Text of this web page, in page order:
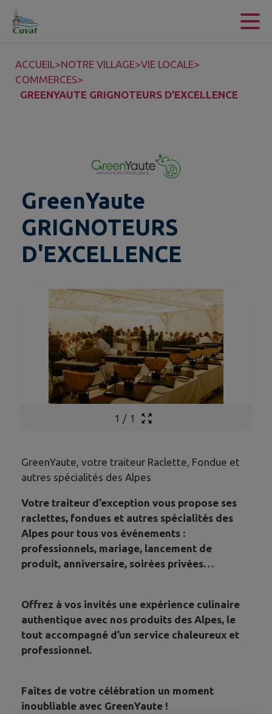
Contenu
ACCUEIL>NOTRE VILLAGE>VIE LOCALE>
COMMERCES>
GREENYAUTE GRIGNOTEURS D'EXCELLENCE
GreenYaute
GRIGNOTEURS
D'EXCELLENCE
1 / 1
GreenYaute, votre traiteur Raclette, Fondue et
autres spécialités des Alpes
Votre traiteur d’exception vous propose ses
raclettes, fondues et autres spécialités des
Alpes pour tous vos événements :
professionnels, mariage, lancement de
produit, anniversaire, soirées privées…
Offrez à vos invités une expérience culinaire
authentique avec nos produits des Alpes, le
tout accompagné d’un service chaleureux et
professionnel.
Faites de votre célébration un moment
inoubliable avec GreenYaute !